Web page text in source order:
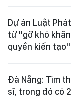
Dự án Luật
từ "gỡ khó
quyền kiến tạo"
Đà Nẵng: Tìm
sĩ, trong đó có